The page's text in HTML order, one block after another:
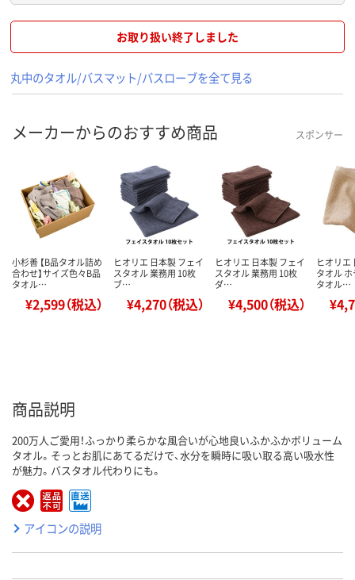
お取り扱い終了しました
丸中のタオル/バスマット/バスローブを全て見る
メーカーからのおすすめ商品 スポンサー
小杉善 【B品タオル詰め
合わせ】サイズ色々B品
タオル…
¥2,599（税込）
ヒオリエ 日本製 フェイ
スタオル 業務用 10枚
ブ…
¥4,270（税込）
ヒオリエ 日本製 フェイ
スタオル 業務用 10枚
ダ…
¥4,500（税込）
ヒオリエ
タオル
タオル…
商品説明
200万人ご愛用！ふっかり柔らかな風合いが心地良いふかふかボリューム
タオル。そっとお肌にあてるだけで、水分を瞬時に吸い取る高い吸水性
が魅力。バスタオル代わりにも。
アイコンの説明